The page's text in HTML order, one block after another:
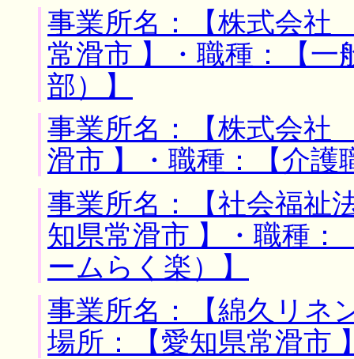
事業所名：【株式会
常滑市 】・職種：【
部）】
事業所名：【株式会
滑市 】・職種：【介護
事業所名：【社会福祉
知県常滑市 】・職種：
ームらく楽）】
事業所名：【綿久リ
場所：【愛知県常滑市